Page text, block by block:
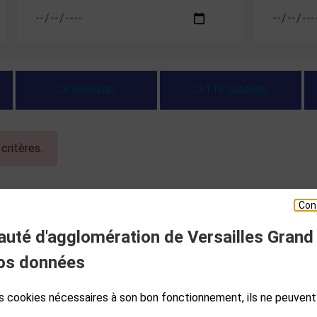
d'agglomération de Versailles Grand
données
cookies nécessaires à son bon fonctionnement, ils ne
ESPACE PRESSE
PLAN DE SITE ACCESSIBILITÉ NUMÉRIQUE